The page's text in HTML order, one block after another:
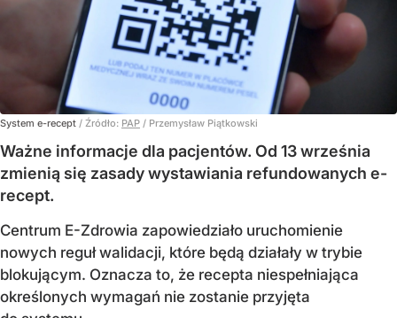
System e-recept / Źródło: PAP / Przemysław Piątkowski
Ważne informacje dla pacjentów. Od 13 września
zmienią się zasady wystawiania refundowanych e-
recept.
Centrum E-Zdrowia zapowiedziało uruchomienie
nowych reguł walidacji, które będą działały w trybie
blokującym. Oznacza to, że recepta niespełniająca
określonych wymagań nie zostanie przyjęta